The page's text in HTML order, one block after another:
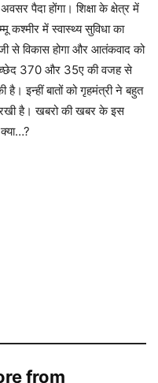
पैदा होंगा। शिक्षा के क्षेत्र में
कश्मीर में स्वास्थ्य सुविधा का
से विकास होगा और आतंकवाद को
370 और 35ए की वजह से
इन्हीं बातों को गृहमंत्री ने बहुत
रखी है। खबरो की खबर के इस
from